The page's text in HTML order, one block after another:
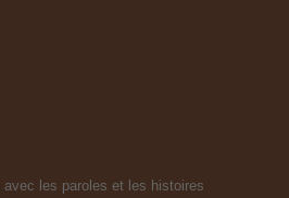
les paroles et les histoires